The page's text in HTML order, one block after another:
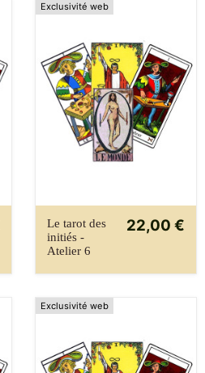
Exclusivité web
Le tarot des
initiés -
Atelier 6
22,00 €
Exclusivité web